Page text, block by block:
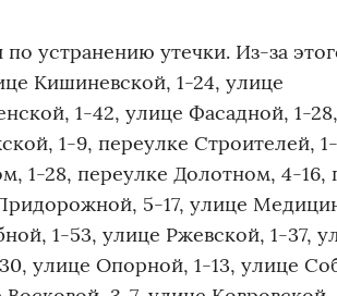
устранению утечки. Из-за
Кишиневской, 1-24, улице
1-42, улице Фасадной, 1-
1-9, переулке Строителей,
1-28, переулке Долотном, 4-16,
5-17, улице
1-53, улице Ржевской, 1-37,
улице Опорной, 1-13, улице